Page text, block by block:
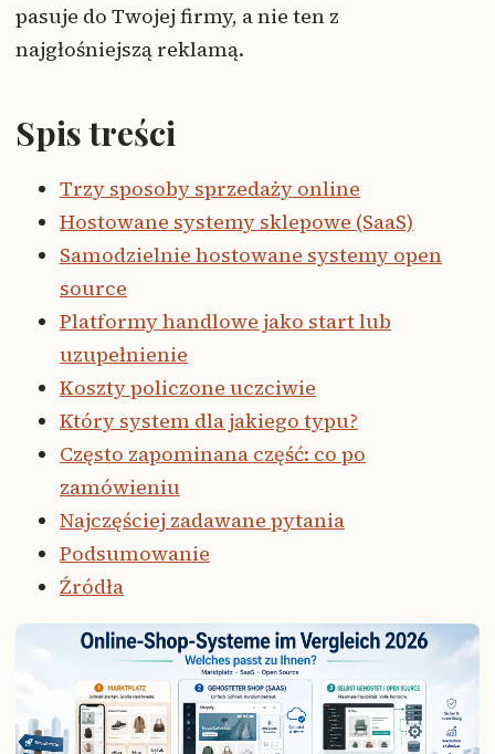
pasuje do Twojej firmy, a nie ten z
najgłośniejszą reklamą.
Spis treści
Trzy sposoby sprzedaży online
Hostowane systemy sklepowe (SaaS)
Samodzielnie hostowane systemy open
source
Platformy handlowe jako start lub
uzupełnienie
Koszty policzone uczciwie
Który system dla jakiego typu?
Często zapominana część: co po
zamówieniu
Najczęściej zadawane pytania
Podsumowanie
Źródła